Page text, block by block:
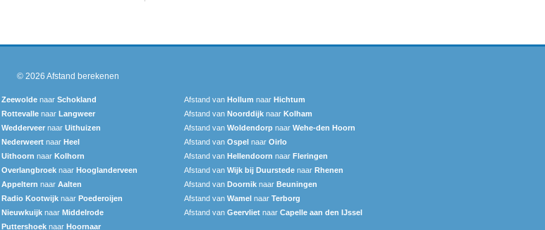
© 2026 Afstand berekenen
Zeewolde naar Schokland Afstand van Hollum naar Hichtum
Rottevalle naar Langweer‎ Afstand van Noorddijk naar Kolham
Wedderveer naar Uithuizen Afstand van Woldendorp naar Wehe-den Hoorn
Nederweert naar Heel Afstand van Ospel naar Oirlo
Uithoorn naar Kolhorn Afstand van Hellendoorn naar Fleringen
Overlangbroek naar Hooglanderveen Afstand van Wijk bij Duurstede naar Rhenen
Appeltern naar Aalten Afstand van Doornik naar Beuningen
Radio Kootwijk naar Poederoijen Afstand van Wamel naar Terborg
Nieuwkuijk naar Middelrode Afstand van Geervliet naar Capelle aan den IJssel
Puttershoek naar Hoornaar